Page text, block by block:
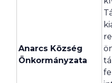
Anarcs Község
Önkormányzata